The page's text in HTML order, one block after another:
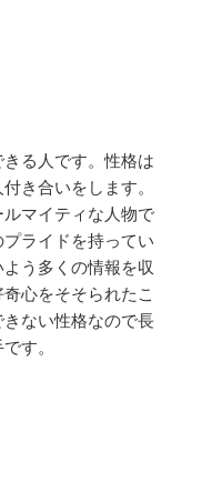
る人です。性格は
き合いをします。
マイティな人物で
ライドを持ってい
う多くの情報を収
心をそそられたこ
ない性格なので長
す。